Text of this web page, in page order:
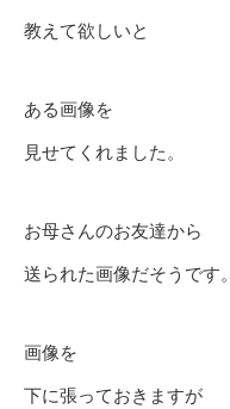
教えて欲しいと
ある画像を
見せてくれました。
お母さんのお友達から
送られた画像だそうです。
画像を
下に張っておきますが